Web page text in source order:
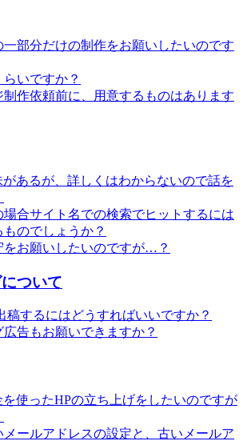
一部分だけの制作をお願いしたいのです
いですか？
作依頼前に、用意するものはあります
があるが、詳しくはわからないので話を
場合サイト名での検索でヒットするには
のでしょうか？
をお願いしたいのですが…？
ついて
稿するにはどうすればいいですか？
広告もお願いできますか？
使ったHPの立ち上げをしたいのですが
メールアドレスの設定と、古いメールア